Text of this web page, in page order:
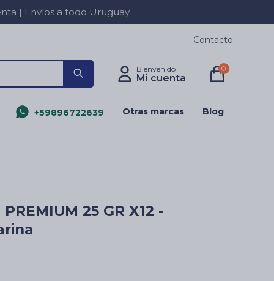
| Envíos a todo Uruguay
+59896722639 Otras marcas Blog
0
Contacto
25 GR X12 -